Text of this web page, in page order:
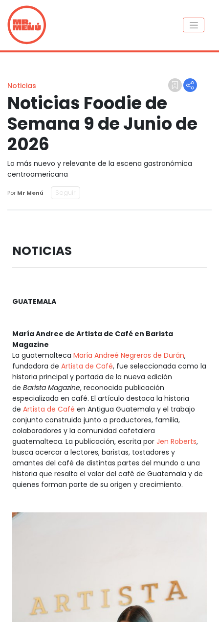
Noticias
Noticias Foodie de
Semana 9 de Junio de
2026
Lo más nuevo y relevante de la escena gastronómica
centroamericana
Por Mr Menú Seguir
NOTICIAS
GUATEMALA
María Andree de Artista de Café en Barista
Magazine
La guatemalteca María Andreé Negreros de Durán,
fundadora de Artista de Café, fue seleccionada como la
historia principal y portada de la nueva edición
de Barista Magazine, reconocida publicación
especializada en café. El artículo destaca la historia
de Artista de Café en Antigua Guatemala y el trabajo
conjunto construido junto a productores, familia,
colaboradores y la comunidad cafetalera
guatemalteca. La publicación, escrita por Jen Roberts,
busca acercar a lectores, baristas, tostadores y
amantes del café de distintas partes del mundo a una
historia que resalta el valor del café de Guatemala y de
quienes forman parte de su origen y crecimiento.